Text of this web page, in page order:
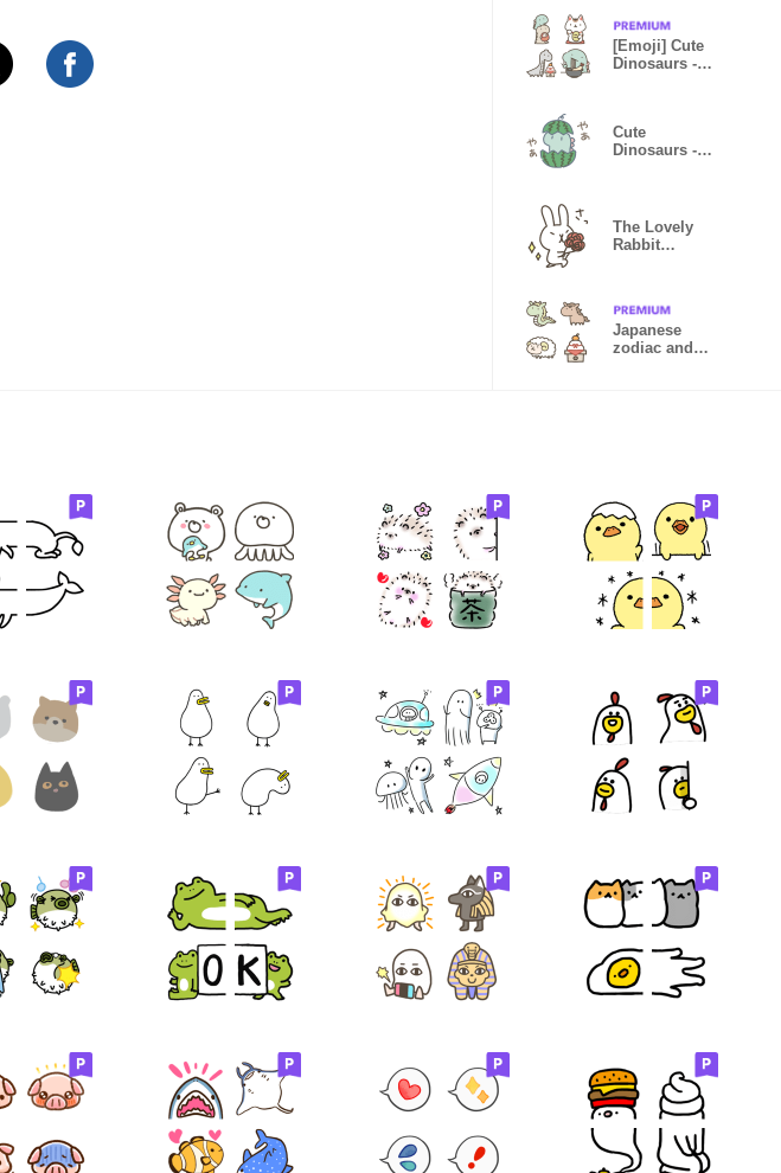
[Emoji] Cute
Dinosaurs -
Cute
Dinosaurs -
The Lovely
Rabbit
Japanese
zodiac and